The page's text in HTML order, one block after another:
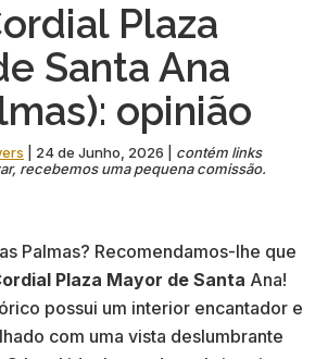
Plaza
Santa Ana
opinião
24 de Junho, 2026
contém links
recebemos uma pequena comissão.
Palmas? Recomendamos-lhe que
Plaza Mayor de Santa Ana!
possui um interior encantador e
com uma vista deslumbrante